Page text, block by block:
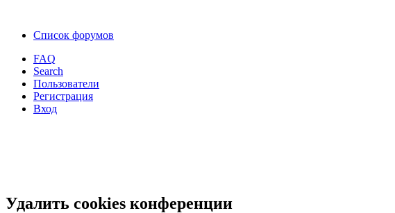
Список форумов
FAQ
Search
Пользователи
Регистрация
Вход
Удалить cookies конференции